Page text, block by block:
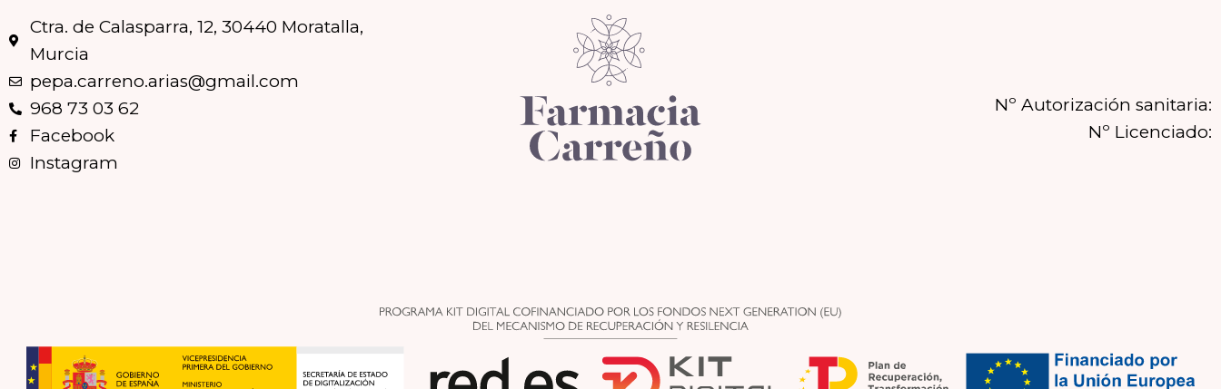
Ctra. de Calasparra, 12, 30440 Moratalla,
Murcia
pepa.carreno.arias@gmail.com
968 73 03 62
Facebook
Instagram
Nº Autorización sanitaria:
Nº Licenciado: